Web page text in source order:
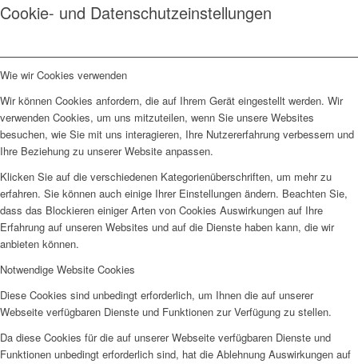
Cookie- und Datenschutzeinstellungen
Wie wir Cookies verwenden
Wir können Cookies anfordern, die auf Ihrem Gerät eingestellt werden. Wir
verwenden Cookies, um uns mitzuteilen, wenn Sie unsere Websites
besuchen, wie Sie mit uns interagieren, Ihre Nutzererfahrung verbessern und
Ihre Beziehung zu unserer Website anpassen.
Klicken Sie auf die verschiedenen Kategorienüberschriften, um mehr zu
erfahren. Sie können auch einige Ihrer Einstellungen ändern. Beachten Sie,
dass das Blockieren einiger Arten von Cookies Auswirkungen auf Ihre
Erfahrung auf unseren Websites und auf die Dienste haben kann, die wir
anbieten können.
Notwendige Website Cookies
Diese Cookies sind unbedingt erforderlich, um Ihnen die auf unserer
Webseite verfügbaren Dienste und Funktionen zur Verfügung zu stellen.
Da diese Cookies für die auf unserer Webseite verfügbaren Dienste und
Funktionen unbedingt erforderlich sind, hat die Ablehnung Auswirkungen auf